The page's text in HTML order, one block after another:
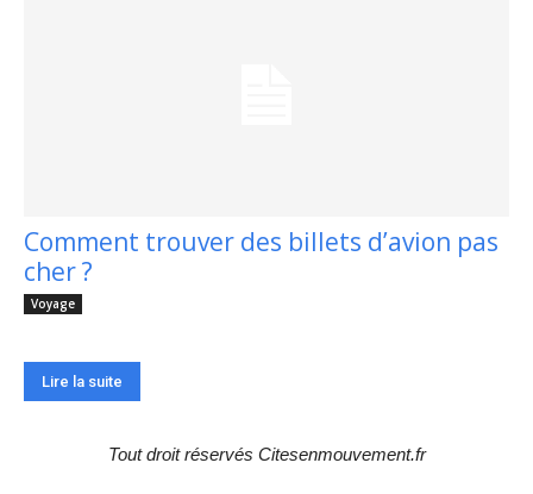
Comment trouver des billets d’avion pas
cher ?
Voyage
Lire la suite
Tout droit réservés Citesenmouvement.fr